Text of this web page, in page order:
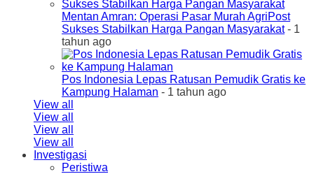
Mentan Amran: Operasi Pasar Murah AgriPost
Sukses Stabilkan Harga Pangan Masyarakat- 1
tahun ago
Pos Indonesia Lepas Ratusan Pemudik Gratis ke
Kampung Halaman - 1 tahun ago
View all
View all
View all
View all
Investigasi
Peristiwa